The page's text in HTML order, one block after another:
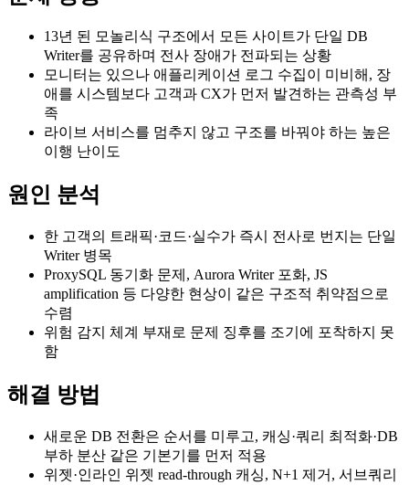
13년 된 모놀리식 구조에서 모든 사이트가 단일 DB
Writer를 공유하며 전사 장애가 전파되는 상황
모니터는 있으나 애플리케이션 로그 수집이 미비해, 장
애를 시스템보다 고객과 CX가 먼저 발견하는 관측성 부
족
라이브 서비스를 멈추지 않고 구조를 바꿔야 하는 높은
이행 난이도
원인 분석
한 고객의 트래픽·코드·실수가 즉시 전사로 번지는 단일
Writer 병목
ProxySQL 동기화 문제, Aurora Writer 포화, JS
amplification 등 다양한 현상이 같은 구조적 취약점으로
수렴
위험 감지 체계 부재로 문제 징후를 조기에 포착하지 못
함
해결 방법
새로운 DB 전환은 순서를 미루고, 캐싱·쿼리 최적화·DB
부하 분산 같은 기본기를 먼저 적용
위젯·인라인 위젯 read-through 캐싱, N+1 제거, 서브쿼리